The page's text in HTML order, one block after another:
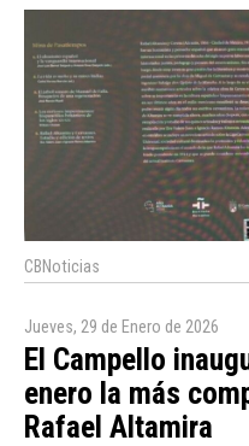
CBNoticias
Jueves, 29 de Enero de 2026
El Campello
enero la más
Rafael Altamira